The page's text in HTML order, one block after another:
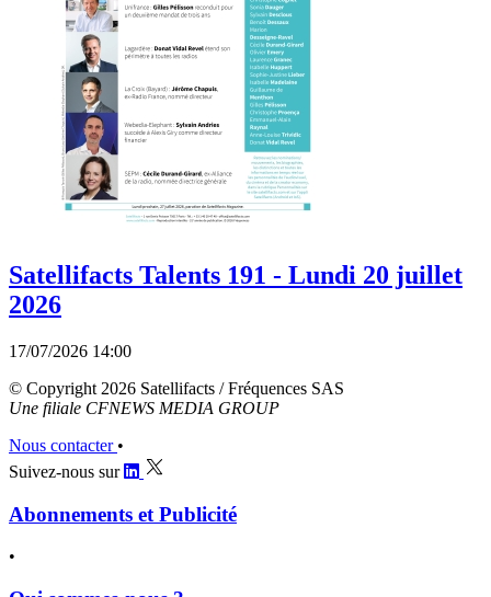
Satellifacts Talents 191 - Lundi 20 juillet
2026
17/07/2026 14:00
© Copyright 2026 Satellifacts / Fréquences SAS
Une filiale CFNEWS MEDIA GROUP
Nous contacter •
Suivez-nous sur
Abonnements et Publicité
•